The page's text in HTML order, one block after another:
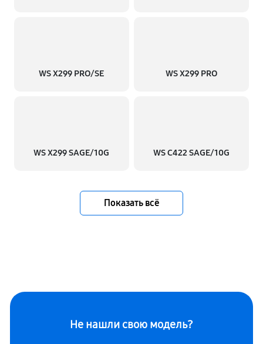
WS X299 PRO/SE WS X299 PRO
WS X299 SAGE/10G WS C422 SAGE/10G
Показать всё
Не нашли свою модель?